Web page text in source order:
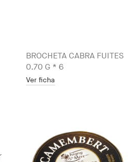
BROCHETA CABRA FUITES
0.70 G * 6
Ver ficha